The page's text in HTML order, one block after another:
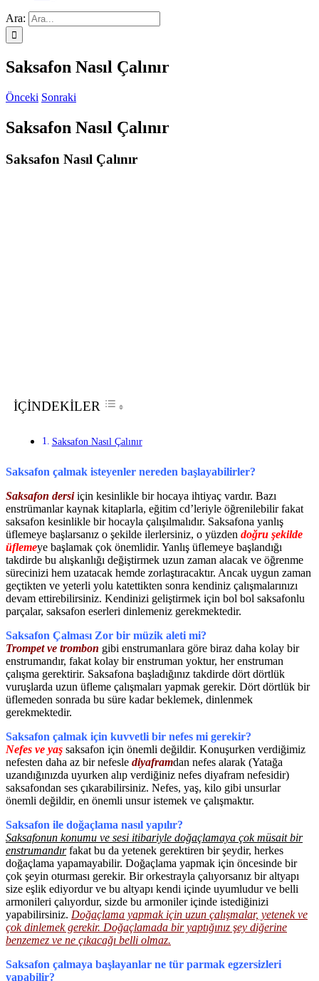
Ara:
Saksafon Nasıl Çalınır
Önceki Sonraki
Saksafon Nasıl Çalınır
Saksafon Nasıl Çalınır
İÇİNDEKİLER
Saksafon Nasıl Çalınır
Saksafon çalmak isteyenler nereden başlayabilirler?
Saksafon dersiiçin kesinlikle bir hocaya ihtiyaç vardır. Bazı
enstrümanlar kaynak kitaplarla, eğitim cd’leriyle öğrenilebilir fakat
saksafon kesinlikle bir hocayla çalışılmalıdır. Saksafona yanlış
üflemeye başlarsanız o şekilde ilerlersiniz, o yüzden doğru şekilde
üflemeye başlamak çok önemlidir. Yanlış üflemeye başlandığı
takdirde bu alışkanlığı değiştirmek uzun zaman alacak ve öğrenme
sürecinizi hem uzatacak hemde zorlaştıracaktır. Ancak uygun zaman
geçtikten ve yeterli yolu katettikten sonra kendiniz çalışmalarınızı
devam ettirebilirsiniz. Kendinizi geliştirmek için bol bol saksafonlu
parçalar, saksafon eserleri dinlemeniz gerekmektedir.
Saksafon Çalması Zor bir müzik aleti mi?
Trompet ve trombon gibi enstrumanlara göre biraz daha kolay bir
enstrumandır, fakat kolay bir enstruman yoktur, her enstruman
çalışma gerektirir. Saksafona başladığınız takdirde dört dörtlük
vuruşlarda uzun üfleme çalışmaları yapmak gerekir. Dört dörtlük bir
üflemeden sonrada bu süre kadar beklemek, dinlenmek
gerekmektedir.
Saksafon çalmak için kuvvetli bir nefes mi gerekir?
Nefes ve yaş saksafon için önemli değildir. Konuşurken verdiğimiz
nefesten daha az bir nefesle diyaframdan nefes alarak (Yatağa
uzandığınızda uyurken alıp verdiğiniz nefes diyafram nefesidir)
saksafondan ses çıkarabilirsiniz. Nefes, yaş, kilo gibi unsurlar
önemli değildir, en önemli unsur istemek ve çalışmaktır.
Saksafon ile doğaçlama nasıl yapılır?
Saksafonun konumu ve sesi itibariyle doğaçlamaya çok müsait bir
enstrumandırfakat bu da yetenek gerektiren bir şeydir, herkes
doğaçlama yapamayabilir. Doğaçlama yapmak için öncesinde bir
çok şeyin oturması gerekir. Bir orkestrayla çalıyorsanız bir altyapı
size eşlik ediyordur ve bu altyapı kendi içinde uyumludur ve belli
armonileri çalıyordur, sizde bu armoniler içinde istediğinizi
yapabilirsiniz. Doğaçlama yapmak için uzun çalışmalar, yetenek ve
çok dinlemek gerekir. Doğaçlamada bir yaptığınız şey diğerine
benzemez ve ne çıkacağı belli olmaz.
Saksafon çalmaya başlayanlar ne tür parmak egzersizleri
yapabilir?